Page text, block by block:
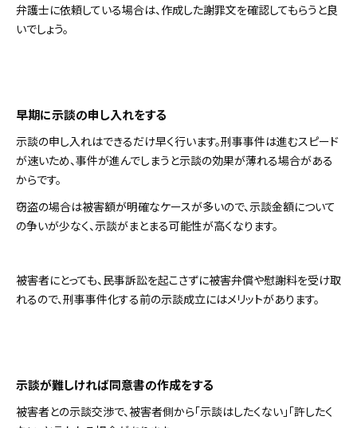
弁護士に依頼している場合は、作成した謝罪文を確認してもらうと良
いでしょう。
早期に示談の申し入れをする
示談の申し入れはできるだけ早く行います。刑事事件は進むスピード
が速いため、事件が進んでしまうと示談の効果が薄れる場合がある
からです。
窃盗の場合は被害額が明確なケースが多いので、示談金額について
の争いが少なく、示談がまとまる可能性が高くなります。
被害者にとっても、民事訴訟を起こさずに被害弁償や慰謝料を受け取
れるので、刑事事件化する前の示談成立にはメリットがあります。
示談が難しければ同意書の作成をする
被害者との示談交渉で、被害者側から「示談はしたくない」「許したく